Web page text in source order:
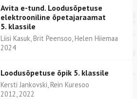
Avita e-tund. Loodusõpetuse
elektrooniline õpetajaraamat
5. klassile
Liisi Kasuk, Brit Peensoo, Helen Hiiemaa
2024
Loodusõpetuse õpik 5. klassile
Kersti Jankovski, Rein Kuresoo
2012, 2022